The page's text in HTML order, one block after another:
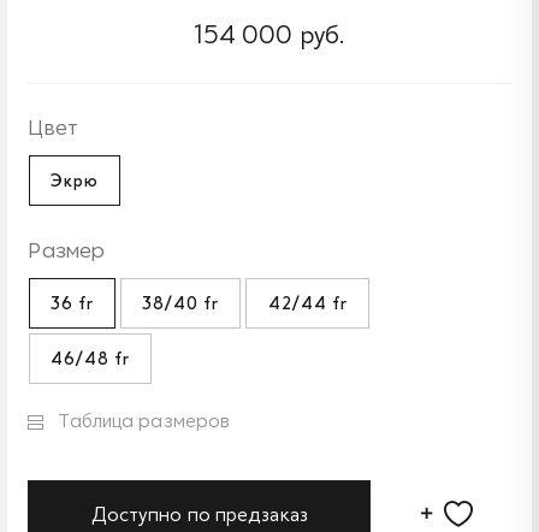
154 000 руб.
Цвет
Экрю
Размер
36 fr 38/40 fr 42/44 fr
46/48 fr
Таблица размеров
Доступно по предзаказ